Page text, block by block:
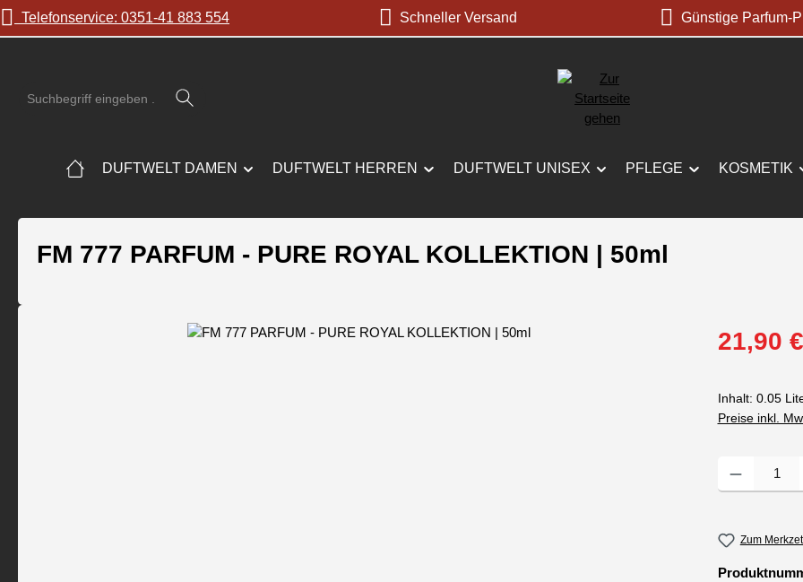
Hauptinhalt springen
Zur Suche springen
Zur Hauptnavigation springen
Telefonservice: 0351-41 883 554 Schneller Versand Günstige Parfum-
DUFTWELT DAMEN DUFTWELT HERREN DUFTWELT UNISEX PFLEGE KOSMETIK
FM 777 PARFUM - PURE ROYAL KOLLEKTION | 50ml
Verkaufspreis:
21,90 €
Inhalt: 0.05
Preise inkl.
Zum